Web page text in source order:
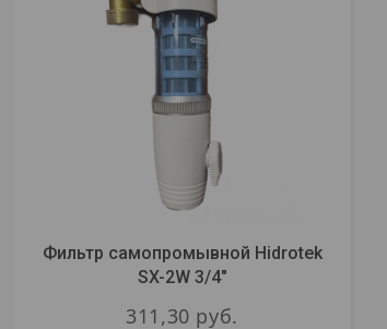
Фильтр самопромывной Hidrotek
SX-2W 3/4"
311,30 руб.